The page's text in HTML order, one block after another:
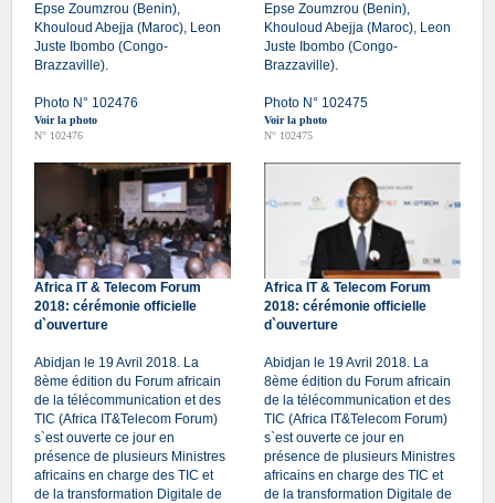
Epse Zoumzrou (Benin),
Khouloud Abejja (Maroc), Leon
Juste Ibombo (Congo-
Brazzaville).
Photo N° 102476
Voir la photo
N° 102476
Epse Zoumzrou (Benin),
Khouloud Abejja (Maroc), Leon
Juste Ibombo (Congo-
Brazzaville).
Photo N° 102475
Voir la photo
N° 102475
Africa IT & Telecom Forum
2018: cérémonie officielle
d`ouverture
Abidjan le 19 Avril 2018. La
8ème édition du Forum africain
de la télécommunication et des
TIC (Africa IT&Telecom Forum)
s`est ouverte ce jour en
présence de plusieurs Ministres
africains en charge des TIC et
de la transformation Digitale de
Africa IT & Telecom Forum
2018: cérémonie officielle
d`ouverture
Abidjan le 19 Avril 2018. La
8ème édition du Forum africain
de la télécommunication et des
TIC (Africa IT&Telecom Forum)
s`est ouverte ce jour en
présence de plusieurs Ministres
africains en charge des TIC et
de la transformation Digitale de